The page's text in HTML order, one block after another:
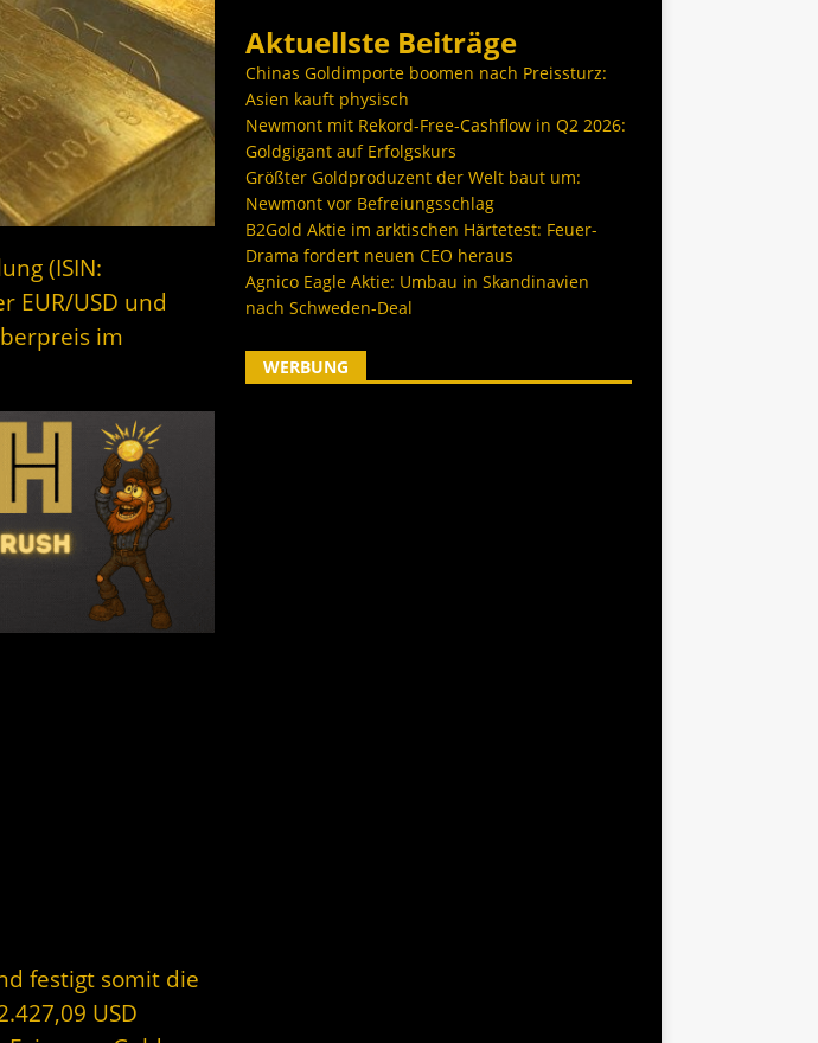
(ISIN:
EUR/USD und
im
festigt somit die
USD
Aktuellste Beiträge
Chinas Goldimporte boomen nach Preissturz:
Asien kauft physisch
Newmont mit Rekord-Free-Cashflow in Q2 2026:
Goldgigant auf Erfolgskurs
Größter Goldproduzent der Welt baut um:
Newmont vor Befreiungsschlag
B2Gold Aktie im arktischen Härtetest: Feuer-
Drama fordert neuen CEO heraus
Agnico Eagle Aktie: Umbau in Skandinavien
nach Schweden-Deal
WERBUNG